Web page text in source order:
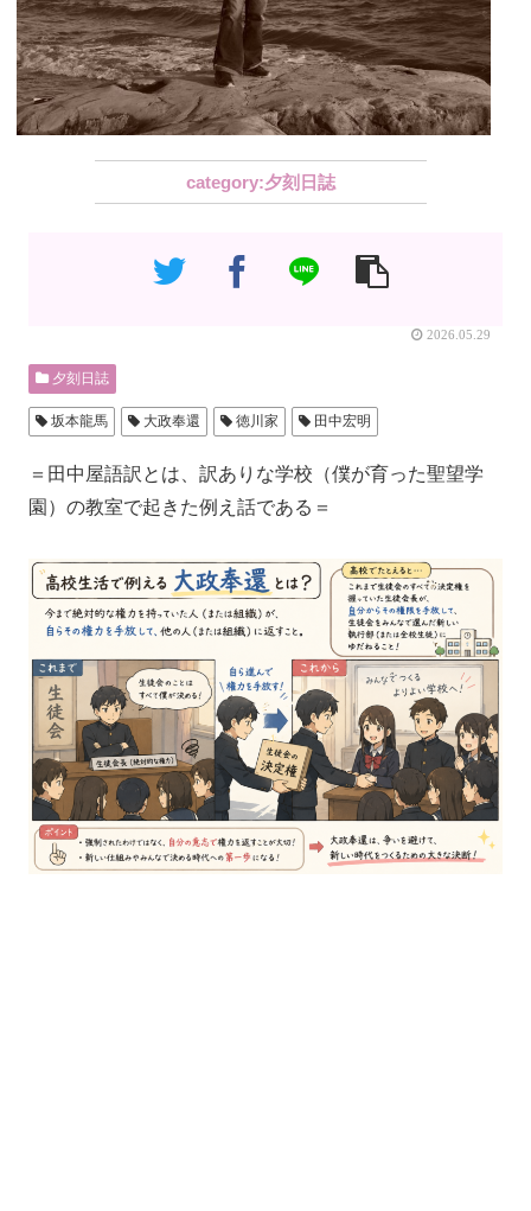
夕刻日誌
2026.05.29
夕刻日誌
坂本龍馬 大政奉還 徳川家 田中宏明
＝田中屋語訳とは、訳ありな学校（僕が育った聖望学
園）の教室で起きた例え話である＝